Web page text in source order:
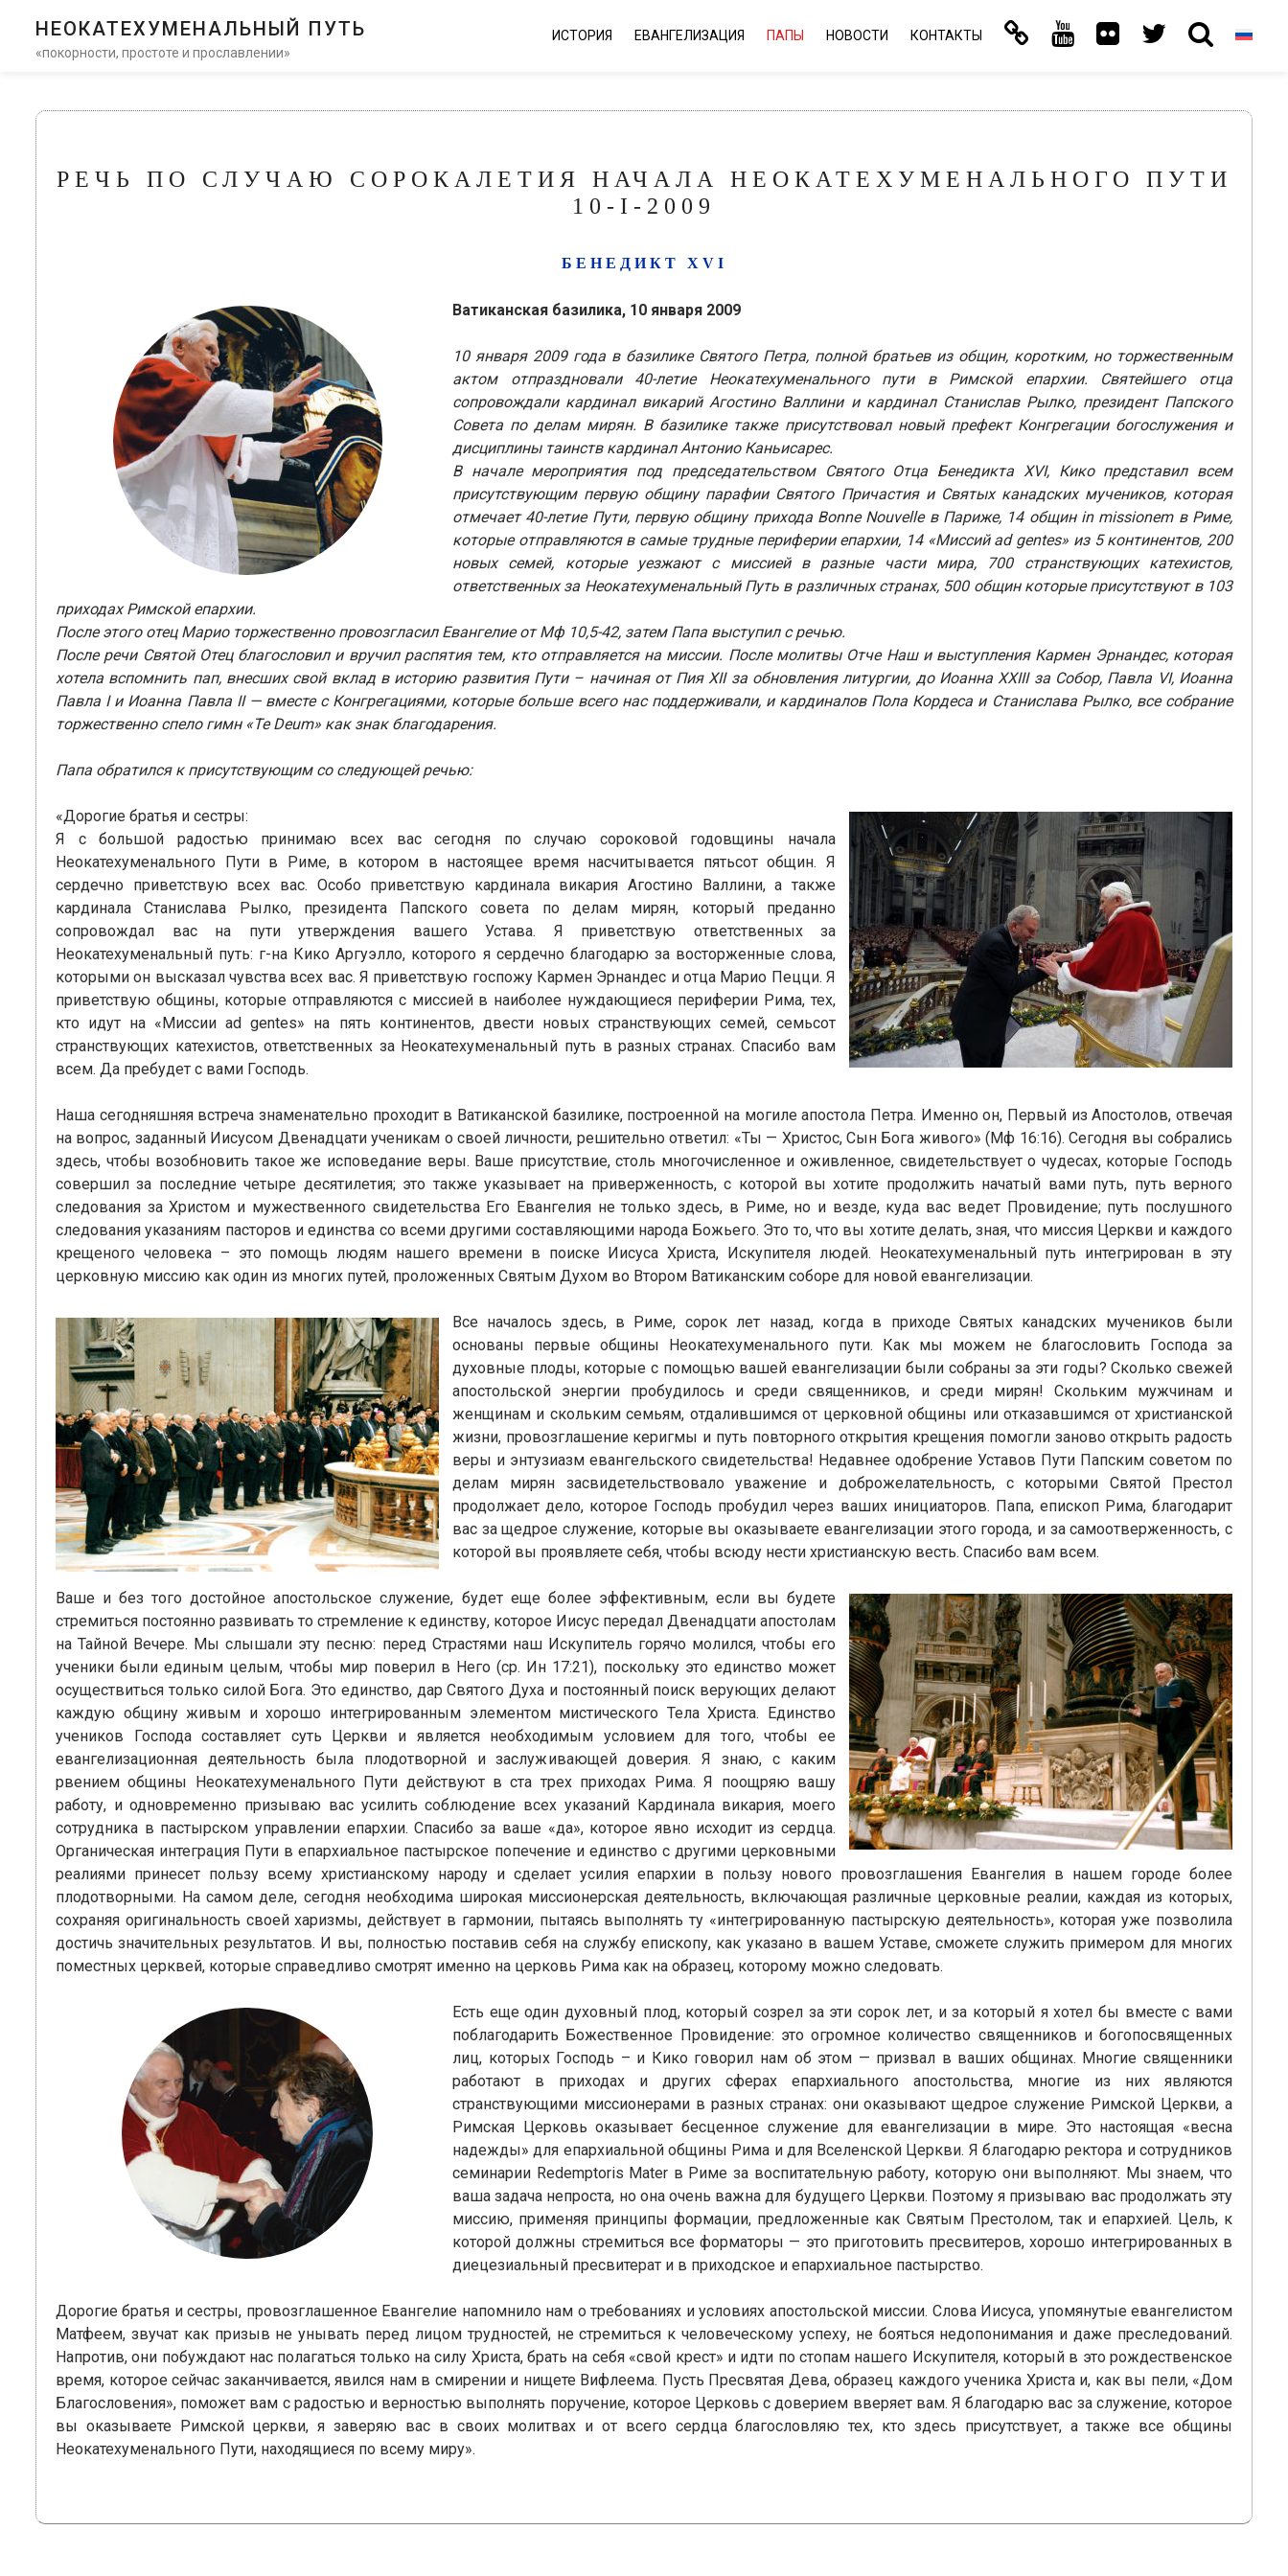
НЕОКАТЕХУМЕНАЛЬНЫЙ ПУТЬ
«покорности, простоте и прославлении»
ИСТОРИЯ ЕВАНГЕЛИЗАЦИЯ ПАПЫ НОВОСТИ КОНТАКТЫ
РЕЧЬ ПО СЛУЧАЮ СОРОКАЛЕТИЯ НАЧАЛА НЕОКАТЕХУМЕНАЛЬНОГО ПУТИ
10-I-2009
БЕНЕДИКТ XVI
Ватиканская базилика, 10 января 2009
10 января 2009 года в базилике Святого Петра, полной братьев из общин, коротким, но торжественным
актом отпраздновали 40-летие Неокатехуменального пути в Римской епархии. Святейшего отца
сопровождали кардинал викарий Агостино Валлини и кардинал Станислав Рылко, президент Папского
Совета по делам мирян. В базилике также присутствовал новый префект Конгрегации богослужения и
дисциплины таинств кардинал Антонио Каньисарес.
В начале мероприятия под председательством Святого Отца Бенедикта XVI, Кико представил всем
присутствующим первую общину парафии Святого Причастия и Святых канадских мучеников, которая
отмечает 40-летие Пути, первую общину прихода Bonne Nouvelle в Париже, 14 общин in missionem в Риме,
которые отправляются в самые трудные периферии епархии, 14 «Миссий ad gentes» из 5 континентов, 200
новых семей, которые уезжают с миссией в разные части мира, 700 странствующих катехистов,
ответственных за Неокатехуменальный Путь в различных странах, 500 общин которые присутствуют в 103
приходах Римской епархии.
После этого отец Марио торжественно провозгласил Евангелие от Мф 10,5-42, затем Папа выступил с речью.
После речи Святой Отец благословил и вручил распятия тем, кто отправляется на миссии. После молитвы Отче Наш и выступления Кармен Эрнандес, которая
хотела вспомнить пап, внесших свой вклад в историю развития Пути – начиная от Пия XII за обновления литургии, до Иоанна XXIII за Собор, Павла VI, Иоанна
Павла I и Иоанна Павла II — вместе с Конгрегациями, которые больше всего нас поддерживали, и кардиналов Пола Кордеса и Станислава Рылко, все собрание
торжественно спело гимн «Te Deum» как знак благодарения.
Папа обратился к присутствующим со следующей речью:
«Дорогие братья и сестры:
Я с большой радостью принимаю всех вас сегодня по случаю сороковой годовщины начала
Неокатехуменального Пути в Риме, в котором в настоящее время насчитывается пятьсот общин. Я
сердечно приветствую всех вас. Особо приветствую кардинала викария Агостино Валлини, а также
кардинала Станислава Рылко, президента Папского совета по делам мирян, который преданно
сопровождал вас на пути утверждения вашего Устава. Я приветствую ответственных за
Неокатехуменальный путь: г-на Кико Аргуэлло, которого я сердечно благодарю за восторженные слова,
которыми он высказал чувства всех вас. Я приветствую госпожу Кармен Эрнандес и отца Марио Пецци. Я
приветствую общины, которые отправляются с миссией в наиболее нуждающиеся периферии Рима, тех,
кто идут на «Миссии ad gentes» на пять континентов, двести новых странствующих семей, семьсот
странствующих катехистов, ответственных за Неокатехуменальный путь в разных странах. Спасибо вам
всем. Да пребудет с вами Господь.
Наша сегодняшняя встреча знаменательно проходит в Ватиканской базилике, построенной на могиле апостола Петра. Именно он, Первый из Апостолов, отвечая
на вопрос, заданный Иисусом Двенадцати ученикам о своей личности, решительно ответил: «Ты — Христос, Сын Бога живого» (Мф 16:16). Сегодня вы собрались
здесь, чтобы возобновить такое же исповедание веры. Ваше присутствие, столь многочисленное и оживленное, свидетельствует о чудесах, которые Господь
совершил за последние четыре десятилетия; это также указывает на приверженность, с которой вы хотите продолжить начатый вами путь, путь верного
следования за Христом и мужественного свидетельства Его Евангелия не только здесь, в Риме, но и везде, куда вас ведет Провидение; путь послушного
следования указаниям пасторов и единства со всеми другими составляющими народа Божьего. Это то, что вы хотите делать, зная, что миссия Церкви и каждого
крещеного человека – это помощь людям нашего времени в поиске Иисуса Христа, Искупителя людей. Неокатехуменальный путь интегрирован в эту
церковную миссию как один из многих путей, проложенных Святым Духом во Втором Ватиканским соборе для новой евангелизации.
Все началось здесь, в Риме, сорок лет назад, когда в приходе Святых канадских мучеников были
основаны первые общины Неокатехуменального пути. Как мы можем не благословить Господа за
духовные плоды, которые с помощью вашей евангелизации были собраны за эти годы? Сколько свежей
апостольской энергии пробудилось и среди священников, и среди мирян! Скольким мужчинам и
женщинам и скольким семьям, отдалившимся от церковной общины или отказавшимся от христианской
жизни, провозглашение керигмы и путь повторного открытия крещения помогли заново открыть радость
веры и энтузиазм евангельского свидетельства! Недавнее одобрение Уставов Пути Папским советом по
делам мирян засвидетельствовало уважение и доброжелательность, с которыми Святой Престол
продолжает дело, которое Господь пробудил через ваших инициаторов. Папа, епископ Рима, благодарит
вас за щедрое служение, которые вы оказываете евангелизации этого города, и за самоотверженность, с
которой вы проявляете себя, чтобы всюду нести христианскую весть. Спасибо вам всем.
Ваше и без того достойное апостольское служение, будет еще более эффективным, если вы будете
стремиться постоянно развивать то стремление к единству, которое Иисус передал Двенадцати апостолам
на Тайной Вечере. Мы слышали эту песню: перед Страстями наш Искупитель горячо молился, чтобы его
ученики были единым целым, чтобы мир поверил в Него (ср. Ин 17:21), поскольку это единство может
осуществиться только силой Бога. Это единство, дар Святого Духа и постоянный поиск верующих делают
каждую общину живым и хорошо интегрированным элементом мистического Тела Христа. Единство
учеников Господа составляет суть Церкви и является необходимым условием для того, чтобы ее
евангелизационная деятельность была плодотворной и заслуживающей доверия. Я знаю, с каким
рвением общины Неокатехуменального Пути действуют в ста трех приходах Рима. Я поощряю вашу
работу, и одновременно призываю вас усилить соблюдение всех указаний Кардинала викария, моего
сотрудника в пастырском управлении епархии. Спасибо за ваше «да», которое явно исходит из сердца.
Органическая интеграция Пути в епархиальное пастырское попечение и единство с другими церковными
реалиями принесет пользу всему христианскому народу и сделает усилия епархии в пользу нового провозглашения Евангелия в нашем городе более
плодотворными. На самом деле, сегодня необходима широкая миссионерская деятельность, включающая различные церковные реалии, каждая из которых,
сохраняя оригинальность своей харизмы, действует в гармонии, пытаясь выполнять ту «интегрированную пастырскую деятельность», которая уже позволила
достичь значительных результатов. И вы, полностью поставив себя на службу епископу, как указано в вашем Уставе, сможете служить примером для многих
поместных церквей, которые справедливо смотрят именно на церковь Рима как на образец, которому можно следовать.
Есть еще один духовный плод, который созрел за эти сорок лет, и за который я хотел бы вместе с вами
поблагодарить Божественное Провидение: это огромное количество священников и богопосвященных
лиц, которых Господь – и Кико говорил нам об этом — призвал в ваших общинах. Многие священники
работают в приходах и других сферах епархиального апостольства, многие из них являются
странствующими миссионерами в разных странах: они оказывают щедрое служение Римской Церкви, а
Римская Церковь оказывает бесценное служение для евангелизации в мире. Это настоящая «весна
надежды» для епархиальной общины Рима и для Вселенской Церкви. Я благодарю ректора и сотрудников
семинарии Redemptoris Mater в Риме за воспитательную работу, которую они выполняют. Мы знаем, что
ваша задача непроста, но она очень важна для будущего Церкви. Поэтому я призываю вас продолжать эту
миссию, применяя принципы формации, предложенные как Святым Престолом, так и епархией. Цель, к
которой должны стремиться все форматоры — это приготовить пресвитеров, хорошо интегрированных в
диецезиальный пресвитерат и в приходское и епархиальное пастырство.
Дорогие братья и сестры, провозглашенное Евангелие напомнило нам о требованиях и условиях апостольской миссии. Слова Иисуса, упомянутые евангелистом
Матфеем, звучат как призыв не унывать перед лицом трудностей, не стремиться к человеческому успеху, не бояться недопонимания и даже преследований.
Напротив, они побуждают нас полагаться только на силу Христа, брать на себя «свой крест» и идти по стопам нашего Искупителя, который в это рождественское
время, которое сейчас заканчивается, явился нам в смирении и нищете Вифлеема. Пусть Пресвятая Дева, образец каждого ученика Христа и, как вы пели, «Дом
Благословения», поможет вам с радостью и верностью выполнять поручение, которое Церковь с доверием вверяет вам. Я благодарю вас за служение, которое
вы оказываете Римской церкви, я заверяю вас в своих молитвах и от всего сердца благословляю тех, кто здесь присутствует, а также все общины
Неокатехуменального Пути, находящиеся по всему миру».